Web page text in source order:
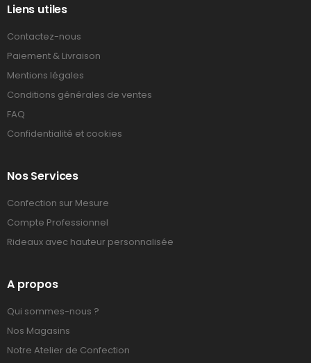
Liens utiles
Contactez-nous
Paiement & Livraison
Mentions légales
Conditions générales de ventes
FAQ
Confidentialité et cookies
Nos Services
Confection sur Mesure
Compte Professionnel
Rideaux avec hauteur personnalisée
A propos
Qui sommes-nous ?
Nos Magasins
Notre Atelier de Confection